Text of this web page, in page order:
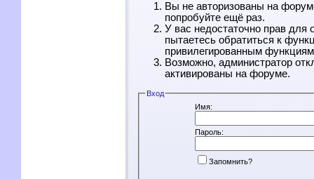
Вы не авторизованы на
попробуйте ещё раз.
У вас недостаточно прав для
пытаетесь обратиться к
привилегированным
Возможно, администратор
активированы на форуме.
Вход
Имя:
Пароль:
Запомнить?